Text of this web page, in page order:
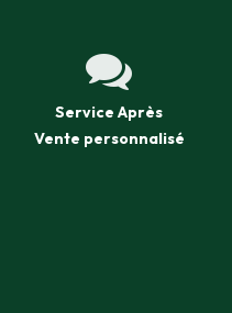
Service Après
Vente personnalisé